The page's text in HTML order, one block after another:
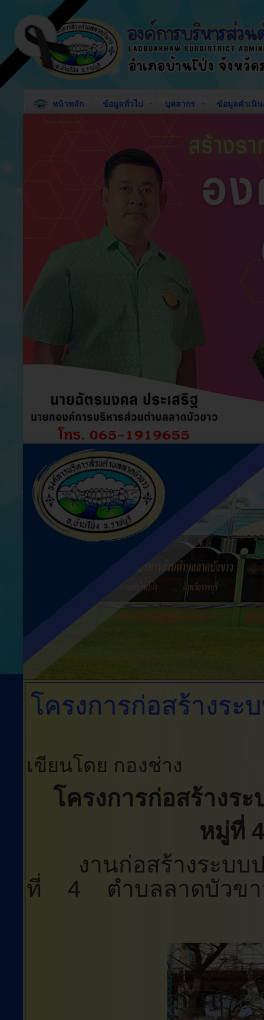
หน้าหลัก ข้อมูลทั่วไป บุคลากร ข้อมูลดำเนิ
โครงการก่อสร้างร
เขียนโดย กองช่าง
โครงการก่อสร้างร
หมู่ที่
งานก่อสร้างระบบป
ที่ 4 ตำบลลาดบัวขา